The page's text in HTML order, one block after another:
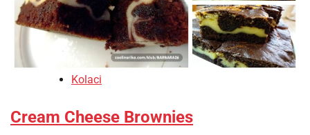
Kolaci
Cream Cheese Brownies